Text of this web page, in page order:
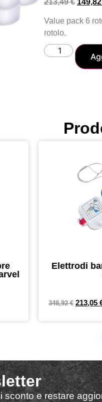
Value pack 6
rotolo.
Elettrodi
348,92€ 213,05
sconto e restare